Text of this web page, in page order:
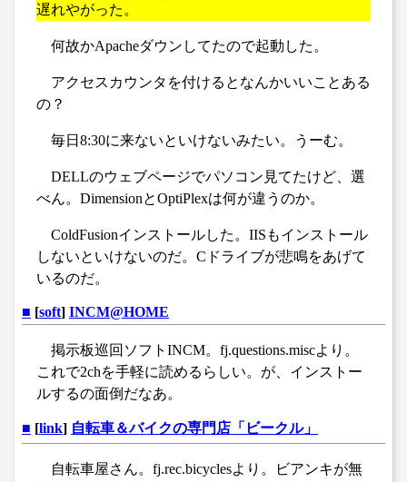
遅れやがった。
何故かApacheダウンしてたので起動した。
アクセスカウンタを付けるとなんかいいことある
の？
毎日8:30に来ないといけないみたい。うーむ。
DELLのウェブページでパソコン見てたけど、選
べん。DimensionとOptiPlexは何が違うのか。
ColdFusionインストールした。IISもインストール
しないといけないのだ。Cドライブが悲鳴をあげて
いるのだ。
■ [soft] INCM@HOME
掲示板巡回ソフトINCM。fj.questions.miscより。
これで2chを手軽に読めるらしい。が、インストー
ルするの面倒だなあ。
■ [link] 自転車＆バイクの専門店「ビークル」
自転車屋さん。fj.rec.bicyclesより。ビアンキが無